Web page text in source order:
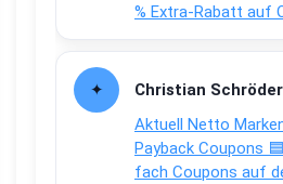
% Extra-Rabatt auf
Christian Schröder
Aktuell Netto
Payback Coupons
fach Coupons auf